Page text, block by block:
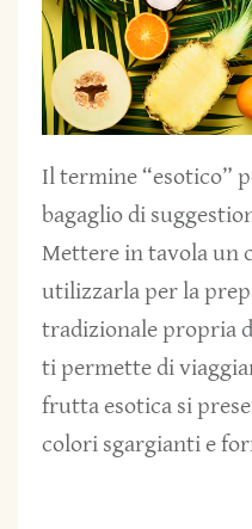
Il termine “esotico”
bagaglio di
Mettere in tavola un
utilizzarla per la
tradizionale propria
ti permette di
frutta esotica si
colori sgargianti e